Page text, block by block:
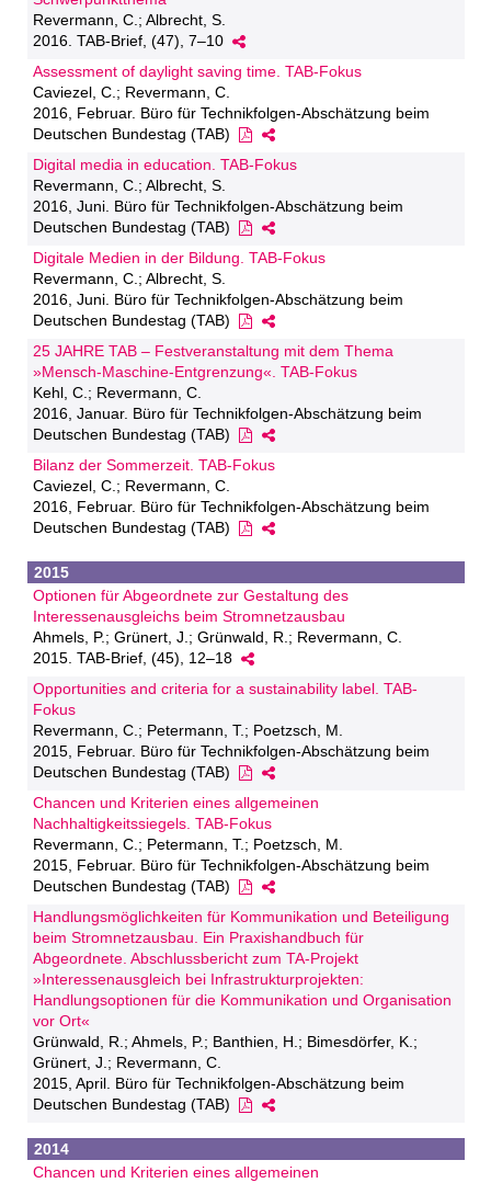
Revermann, C.; Albrecht, S.
2016. TAB-Brief, (47), 7–10
Assessment of daylight saving time. TAB-Fokus
Caviezel, C.; Revermann, C.
2016, Februar. Büro für Technikfolgen-Abschätzung beim
Deutschen Bundestag (TAB)
Digital media in education. TAB-Fokus
Revermann, C.; Albrecht, S.
2016, Juni. Büro für Technikfolgen-Abschätzung beim
Deutschen Bundestag (TAB)
Digitale Medien in der Bildung. TAB-Fokus
Revermann, C.; Albrecht, S.
2016, Juni. Büro für Technikfolgen-Abschätzung beim
Deutschen Bundestag (TAB)
25 JAHRE TAB – Festveranstaltung mit dem Thema
»Mensch-Maschine-Entgrenzung«. TAB-Fokus
Kehl, C.; Revermann, C.
2016, Januar. Büro für Technikfolgen-Abschätzung beim
Deutschen Bundestag (TAB)
Bilanz der Sommerzeit. TAB-Fokus
Caviezel, C.; Revermann, C.
2016, Februar. Büro für Technikfolgen-Abschätzung beim
Deutschen Bundestag (TAB)
2015
Optionen für Abgeordnete zur Gestaltung des
Interessenausgleichs beim Stromnetzausbau
Ahmels, P.; Grünert, J.; Grünwald, R.; Revermann, C.
2015. TAB-Brief, (45), 12–18
Opportunities and criteria for a sustainability label. TAB-
Fokus
Revermann, C.; Petermann, T.; Poetzsch, M.
2015, Februar. Büro für Technikfolgen-Abschätzung beim
Deutschen Bundestag (TAB)
Chancen und Kriterien eines allgemeinen
Nachhaltigkeitssiegels. TAB-Fokus
Revermann, C.; Petermann, T.; Poetzsch, M.
2015, Februar. Büro für Technikfolgen-Abschätzung beim
Deutschen Bundestag (TAB)
Handlungsmöglichkeiten für Kommunikation und Beteiligung
beim Stromnetzausbau. Ein Praxishandbuch für
Abgeordnete. Abschlussbericht zum TA-Projekt
»Interessenausgleich bei Infrastrukturprojekten:
Handlungsoptionen für die Kommunikation und Organisation
vor Ort«
Grünwald, R.; Ahmels, P.; Banthien, H.; Bimesdörfer, K.;
Grünert, J.; Revermann, C.
2015, April. Büro für Technikfolgen-Abschätzung beim
Deutschen Bundestag (TAB)
2014
Chancen und Kriterien eines allgemeinen